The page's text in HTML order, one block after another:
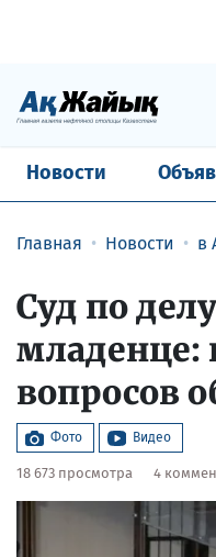
Новости
Главная Новости в
Суд по
младенце:
вопросов
Фото Видео
18 673 просмотра 4